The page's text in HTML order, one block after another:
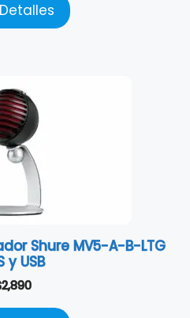
Shure MV5-A-B-LTG
y USB
2,890